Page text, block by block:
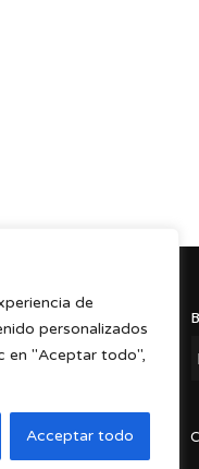
de
personalizados
en "Aceptar todo",
Acceptar todo